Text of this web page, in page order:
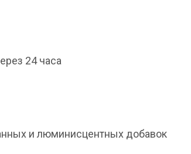
24 часа
и люминисцентных добавок